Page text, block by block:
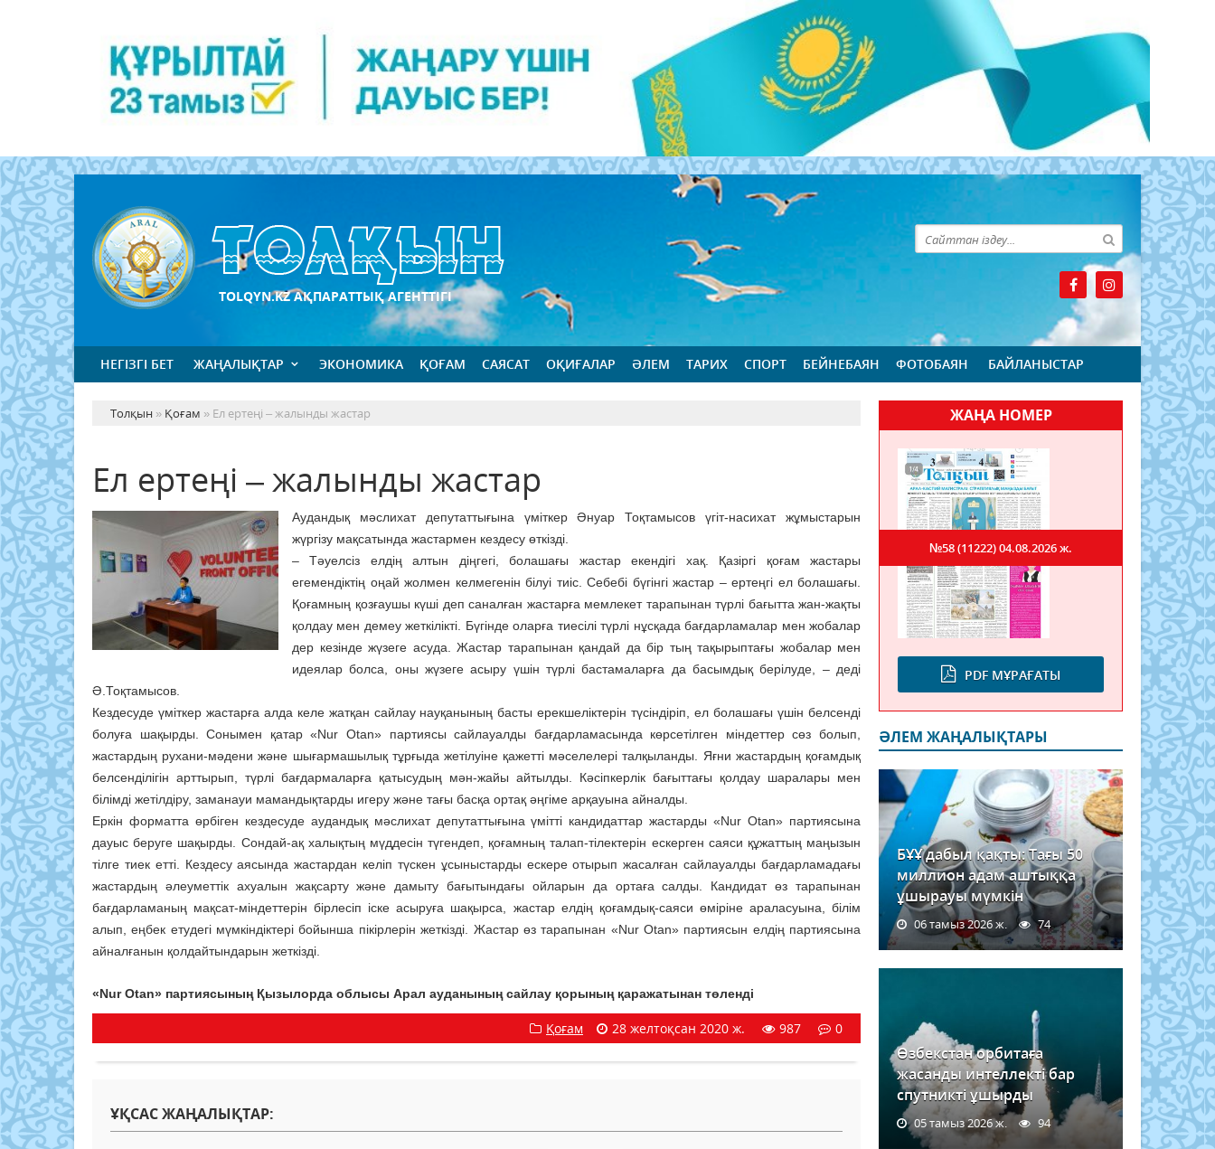
TOLQYN.KZ АҚПАРАТТЫҚ АГЕНТТІГІ
НЕГІЗГІ БЕТ ЖАҢАЛЫҚТАР ЭКОНОМИКА ҚОҒАМ САЯСАТ ОҚИҒАЛАР ӘЛЕМ ТАРИХ СПОРТ БЕЙНЕБАЯН ФОТОБАЯН БАЙЛАНЫСТАР
Толқын » Қоғам » Ел ертеңі – жалынды жастар
Ел ертеңі – жалынды жастар
Аудандық мәслихат депутаттығына үміткер Әнуар Тоқтамысов үгіт-насихат жұмыстарын
жүргізу мақсатында жастармен кездесу өткізді.
– Тәуелсіз елдің алтын діңгегі, болашағы жастар екендігі хақ. Қазіргі қоғам жастары
егемендіктің оңай жолмен келмегенін білуі тиіс. Себебі бүгінгі жастар – ертеңгі ел болашағы.
Қоғамның қозғаушы күші деп саналған жастарға мемлекет тарапынан түрлі бағытта жан-жақты
қолдау мен демеу жеткілікті. Бүгінде оларға тиесілі түрлі нұсқада бағдарламалар мен жобалар
дер кезінде жүзеге асуда. Жастар тарапынан қандай да бір тың тақырыптағы жобалар мен
идеялар болса, оны жүзеге асыру үшін түрлі бастамаларға да басымдық берілуде, – деді
Ә.Тоқтамысов.
Кездесуде үміткер жастарға алда келе жатқан сайлау науқанының басты ерекшеліктерін түсіндіріп, ел болашағы үшін белсенді
болуға шақырды. Сонымен қатар «Nur Otan» партиясы сайлауалды бағдарламасында көрсетілген міндеттер сөз болып,
жастардың рухани-мәдени және шығармашылық тұрғыда жетілуіне қажетті мәселелері талқыланды. Яғни жастардың қоғамдық
белсенділігін арттырып, түрлі бағдармаларға қатысудың мән-жайы айтылды. Кәсіпкерлік бағыттағы қолдау шаралары мен
білімді жетілдіру, заманауи мамандықтарды игеру және тағы басқа ортақ әңгіме арқауына айналды.
Еркін форматта өрбіген кездесуде аудандық мәслихат депутаттығына үмітті кандидаттар жастарды «Nur Otan» партиясына
дауыс беруге шақырды. Сондай-ақ халықтың мүддесін түгендеп, қоғамның талап-тілектерін ескерген саяси құжаттың маңызын
тілге тиек етті. Кездесу аясында жастардан келіп түскен ұсыныстарды ескере отырып жасалған сайлауалды бағдарламадағы
жастардың әлеуметтік ахуалын жақсарту және дамыту бағытындағы ойларын да ортаға салды. Кандидат өз тарапынан
бағдарламаның мақсат-міндеттерін бірлесіп іске асыруға шақырса, жастар елдің қоғамдық-саяси өміріне араласуына, білім
алып, еңбек етудегі мүмкіндіктері бойынша пікірлерін жеткізді. Жастар өз тарапынан «Nur Otan» партиясын елдің партиясына
айналғанын қолдайтындарын жеткізді.
«Nur Otan» партиясының Қызылорда облысы Арал ауданының сайлау қорының қаражатынан төленді
Қоғам 28 желтоқсан 2020 ж. 987 0
ҰҚСАС ЖАҢАЛЫҚТАР:
ЖАҢА НОМЕР
PDF МҰРАҒАТЫ
№58 (11222)04.08.2026 ж.
ӘЛЕМ ЖАҢАЛЫҚТАРЫ
БҰҰ дабыл қақты: Тағы 50
миллион адам аштыққа
ұшырауы мүмкін
06 тамыз 2026 ж. 74
Өзбекстан орбитаға
жасанды интеллекті бар
спутникті ұшырды
05 тамыз 2026 ж. 94